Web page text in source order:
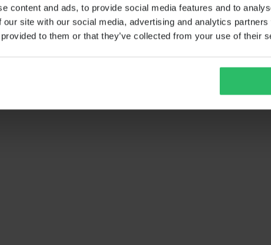
content and ads, to provide social media features and to
our site with our social media, advertising and analytics
to them or that they’ve collected from your use of their